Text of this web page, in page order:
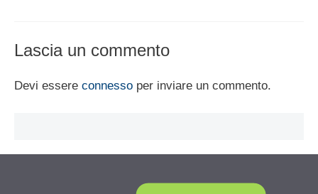
Lascia un commento
Devi essere connesso per inviare un commento.